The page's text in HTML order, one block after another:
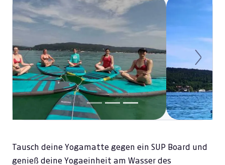
Previous Next
Tausch deine Yogamatte gegen ein SUP Board und
genieß deine Yogaeinheit am Wasser des